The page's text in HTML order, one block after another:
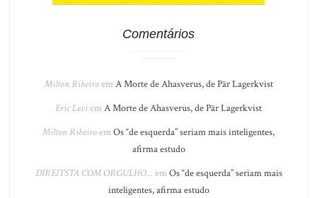
Comentários
Milton Ribeiroem A Morte de Ahasverus, de Pär Lagerkvist
Eric Leviem A Morte de Ahasverus, de Pär Lagerkvist
Milton Ribeiroem Os “de esquerda” seriam mais inteligentes,
afirma estudo
DIREITSTA COM ORGULHO... em Os “de esquerda” seriam mais
inteligentes, afirma estudo